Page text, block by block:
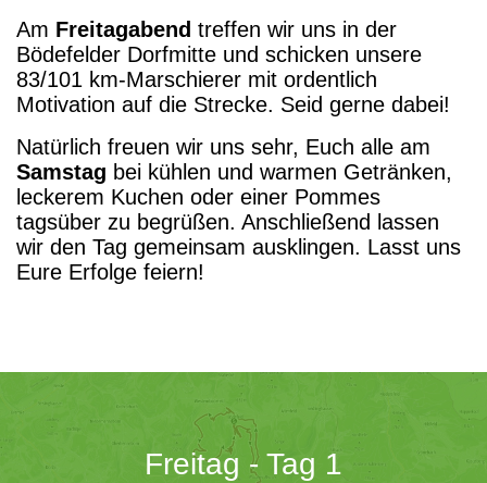
Am Freitagabend treffen wir uns in der
Bödefelder Dorfmitte und schicken unsere
83/101 km-Marschierer mit ordentlich
Motivation auf die Strecke. Seid gerne dabei!
Natürlich freuen wir uns sehr, Euch alle am
Samstag bei kühlen und warmen Getränken,
leckerem Kuchen oder einer Pommes
tagsüber zu begrüßen. Anschließend lassen
wir den Tag gemeinsam ausklingen. Lasst uns
Eure Erfolge feiern!
Freitag - Tag 1